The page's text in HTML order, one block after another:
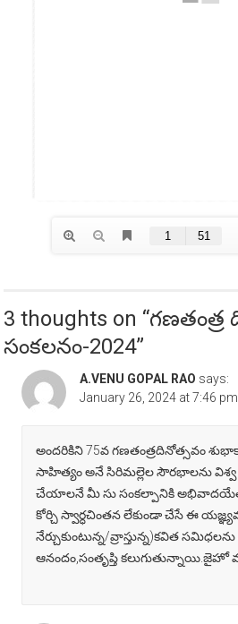
3 thoughts on “
సంకలనం-2024”
A.VENU GOPAL RAO says:
January 26, 2024 at 7:46 pm
అందరికిని 75వ గణతంత్రదినోత్సవం
సాహిత్యం అనే సిరిమల్లెల సౌరభాలను
చేయాలనే మీ సు సంకల్పానికి
కోర్చి స్వార్ధచింతన లేకుండా చేసే ఈ
నేర్చుకుంటున్న/వ్రాస్తున్న)కవిత
ఆనందం,సంతృప్తి కలుగుతున్నాయి.జైహో